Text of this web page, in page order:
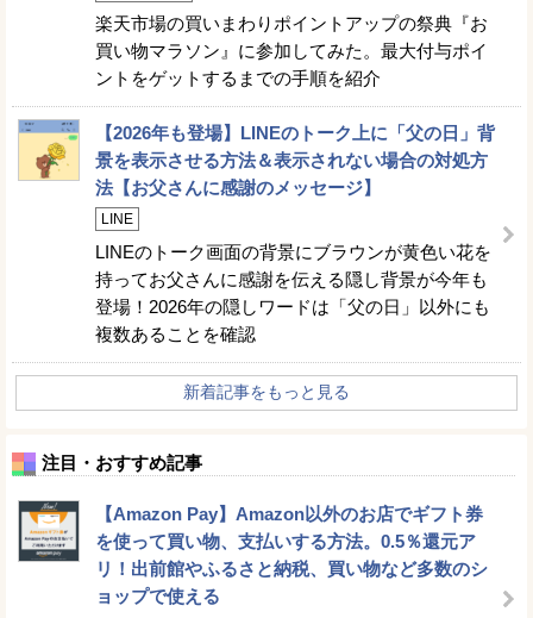
楽天市場の買いまわりポイントアップの祭典『お
買い物マラソン』に参加してみた。最大付与ポイ
ントをゲットするまでの手順を紹介
【2026年も登場】LINEのトーク上に「父の日」背
景を表示させる方法＆表示されない場合の対処方
法【お父さんに感謝のメッセージ】
LINE
LINEのトーク画面の背景にブラウンが黄色い花を
持ってお父さんに感謝を伝える隠し背景が今年も
登場！2026年の隠しワードは「父の日」以外にも
複数あることを確認
新着記事をもっと見る
注目・おすすめ記事
【Amazon Pay】Amazon以外のお店でギフト券
を使って買い物、支払いする方法。0.5％還元ア
リ！出前館やふるさと納税、買い物など多数のシ
ョップで使える